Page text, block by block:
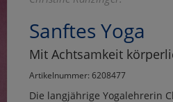
Sanftes Yoga
Mit Achtsamkeit
Artikelnummer: 6208477
Die langjährige Yogalehrerin